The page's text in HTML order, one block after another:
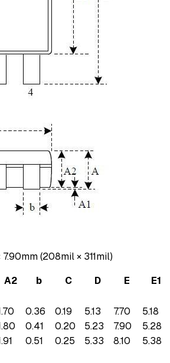
(208mil × 311mil)
A2 b C D E
E1
0.36 0.19 5.13 7.70
5.18
0.41 0.20 5.23 7.90
5.28
0.51 0.25 5.33 8.10
5.38